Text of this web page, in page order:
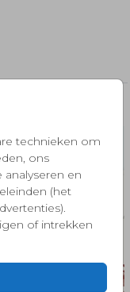
technieken om
ons
en
(het
of intrekken